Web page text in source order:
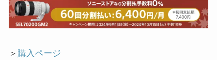
＞ 購入ページ